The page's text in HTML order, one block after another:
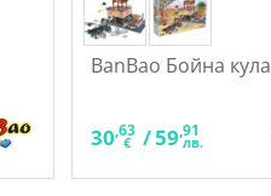
BanBao Бойна кула
30,63
€ /59,91
лв.